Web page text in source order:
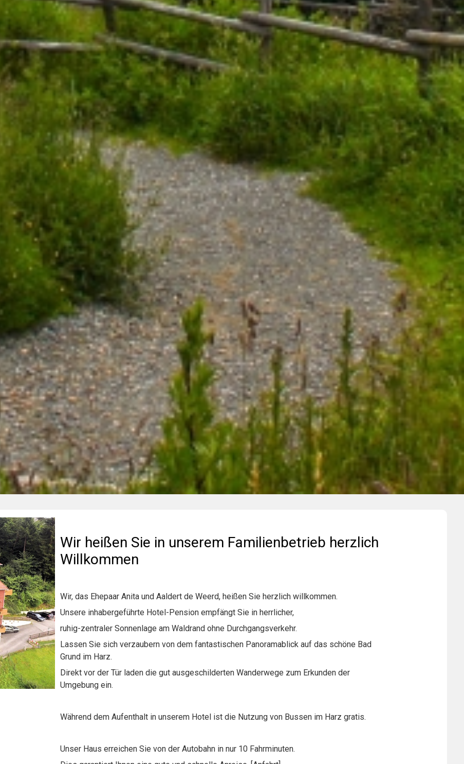
Wir heißen Sie in unserem Familienbetrieb herzlich
Willkommen
Wir, das Ehepaar Anita und Aaldert de Weerd, heißen Sie herzlich willkommen.
Unsere inhabergeführte Hotel-Pension empfängt Sie in herrlicher,
ruhig-zentraler Sonnenlage am Waldrand ohne Durchgangsverkehr.
Lassen Sie sich verzaubern von dem fantastischen Panoramablick auf das schöne Bad
Grund im Harz.
Direkt vor der Tür laden die gut ausgeschilderten Wanderwege zum Erkunden der
Umgebung ein.
Während dem Aufenthalt in unserem Hotel ist die Nutzung von Bussen im Harz gratis.
Unser Haus erreichen Sie von der Autobahn in nur 10 Fahrminuten.